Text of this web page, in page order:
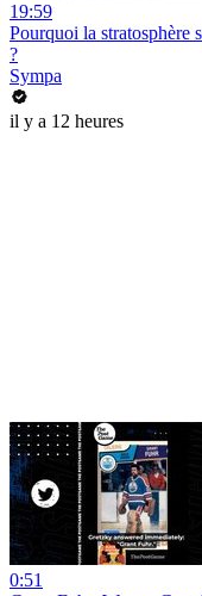
19:59
Pourquoi la stratosphère
?
Sympa
il y a 12 heures
0:51